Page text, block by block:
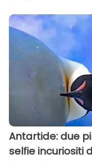
Antartide: due
selfie incuriositi